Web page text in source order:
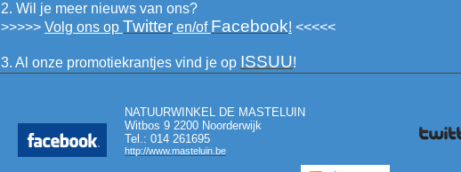
2. Wil je meer nieuws van ons?
>>>>> Volg ons op Twitter en/of Facebook! <<<<<
3. Al onze promotiekrantjes vind je op ISSUU!
NATUURWINKEL DE MASTELUIN
Witbos 9 2200 Noorderwijk
Tel.: 014 261695
http://www.masteluin.be